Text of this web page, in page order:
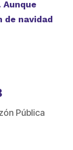
Aunque
navidad
Pública